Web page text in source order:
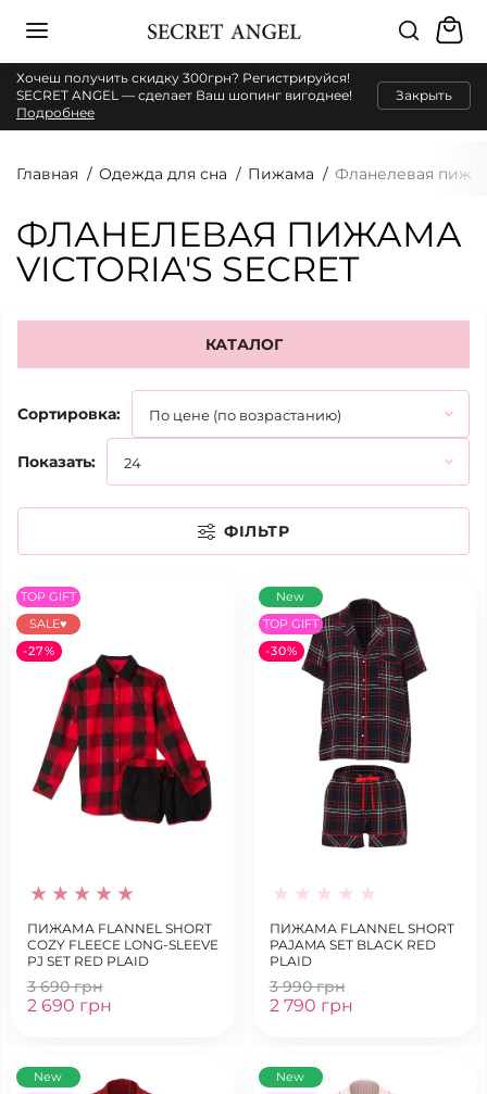
Хочеш получить скидку 300грн? Регистрируйся!
SECRET ANGEL — сделает Ваш шопинг вигоднее!
Подробнее
Закрыть
Главная Одежда для сна Пижама Фланелевая
ФЛАНЕЛЕВАЯ ПИЖАМА
VICTORIA'S SECRET
ФІЛЬТР
КАТАЛОГ
Сортировка:
Показать:
TOP GIFT
SALE♥
-27%
ПИЖАМА FLANNEL SHORT
COZY FLEECE LONG-SLEEVE
PJ SET RED PLAID
3 690 грн
2 690 грн
New
TOP GIFT
-30%
ПИЖАМА FLANNEL SHORT
PAJAMA SET BLACK RED
PLAID
3 990 грн
2 790 грн
New
New